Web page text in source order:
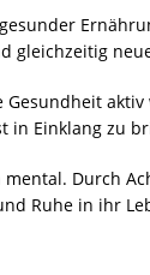
gleichzeitig
Einklang zu
Durch
Ruhe in ihr